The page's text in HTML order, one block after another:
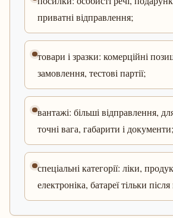
приватні відправлення;
товари і зразки: комерційні
замовлення, тестові партії;
вантажі: більші відправлення,
точні вага, габарити і документи;
спеціальні категорії: ліки,
електроніка, батареї тільки